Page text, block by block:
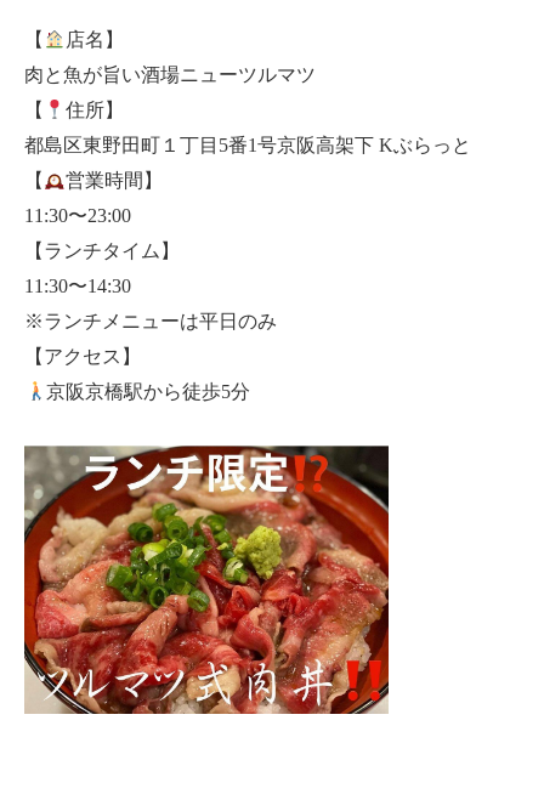
【
店名】
肉と魚が旨い酒場ニューツルマツ
【
住所】
都島区東野田町１丁目5番1号京阪高架下 Kぶらっと
【
営業時間】
11:30〜23:00
【ランチタイム】
11:30〜14:30
※ランチメニューは平日のみ
【アクセス】
京阪京橋駅から徒歩5分